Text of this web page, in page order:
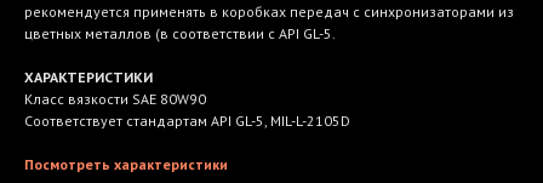
рекомендуется применять в коробках передач с синхронизаторами из
цветных металлов (в соответствии с API GL-5.
ХАРАКТЕРИСТИКИ
Класс вязкости SAE 80W90
Соответствует стандартам API GL-5, MIL-L-2105D
Посмотреть характеристики